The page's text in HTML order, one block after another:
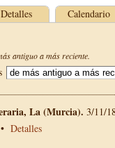
Detalles Calendario
antiguo a más reciente.
La (Murcia). 3/11/
• Detalles